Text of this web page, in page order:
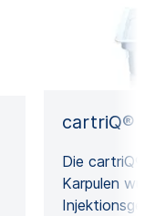
cartriQ®
Die cartriQ®
Karpulen